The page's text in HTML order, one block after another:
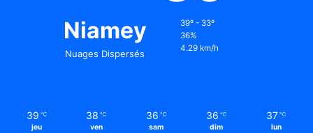
Niamey
Nuages Dispersés
39º - 33º
36%
4.29 km/h
39 ℃
jeu
38 ℃
ven
36 ℃
sam
36 ℃
dim
37 ℃
lun